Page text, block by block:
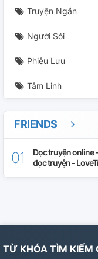
Truyện Ngắn
Người Sói
Phiêu Lưu
Tâm Linh
FRIENDS
Đọc truyện online
đọc truyện -
TỪ KHÓA TÌM KIẾM